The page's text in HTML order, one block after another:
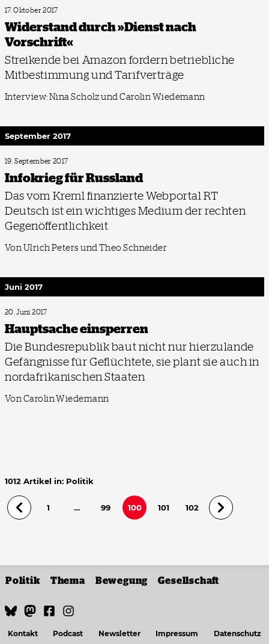
17. Oktober 2017
Widerstand durch »Dienst nach
Vorschrift«
Streikende bei Amazon fordern betriebliche
Mitbestimmung und Tarifverträge
Interview: Nina Scholz und Carolin Wiedemann
September 2017
19. September 2017
Infokrieg für Russland
Das vom Kreml finanzierte Webportal RT
Deutsch ist ein wichtiges Medium der rechten
Gegenöffentlichkeit
Von Ulrich Peters und Theo Schneider
Juni 2017
20. Juni 2017
Hauptsache einsperren
Die Bundesrepublik baut nicht nur hierzulande
Gefängnisse für Geflüchtete, sie plant sie auch in
nordafrikanischen Staaten
Von Carolin Wiedemann
1012 Artikel in: Politik
1 … 99 100 101 102
Politik Thema Bewegung Gesellschaft
Kontakt Podcast Newsletter Impressum Datenschutz